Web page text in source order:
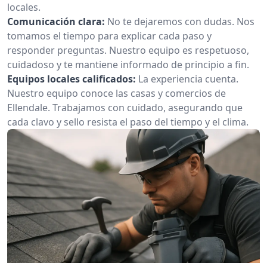
locales.
Comunicación clara: No te dejaremos con dudas. Nos
tomamos el tiempo para explicar cada paso y
responder preguntas. Nuestro equipo es respetuoso,
cuidadoso y te mantiene informado de principio a fin.
Equipos locales calificados: La experiencia cuenta.
Nuestro equipo conoce las casas y comercios de
Ellendale. Trabajamos con cuidado, asegurando que
cada clavo y sello resista el paso del tiempo y el clima.